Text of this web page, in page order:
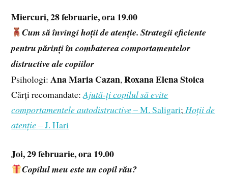
Miercuri, 28 februarie, ora 19.00
Cum să învingi hoții de atenție. Strategii eficiente
pentru părinți în combaterea comportamentelor
distructive ale copiilor
Psihologi: Ana Maria Cazan,Roxana Elena Stoica
Cărți recomandate:Ajută-ți copilul să evite
comportamentele autodistructive– M. Saligari; Hoții de
atenție– J. Hari
Joi, 29 februarie, ora 19.00
Copilul meu este un copil rău?